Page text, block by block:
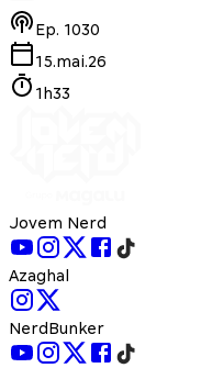
Ep. 1030
15.mai.26
1h33
Jovem Nerd
Azaghal
NerdBunker